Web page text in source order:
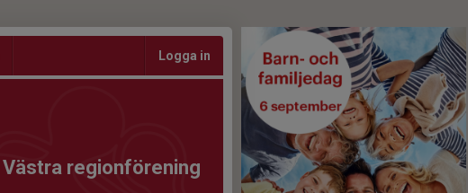
Logga in
Västra regionförening